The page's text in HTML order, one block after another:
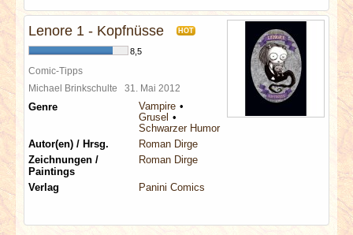
Lenore 1 - Kopfnüsse HOT
8,5
Comic-Tipps
Michael Brinkschulte 31. Mai 2012
Genre
Vampire
Grusel
Schwarzer Humor
Autor(en) / Hrsg.
Roman Dirge
Zeichnungen /
Paintings
Roman Dirge
Verlag Panini Comics